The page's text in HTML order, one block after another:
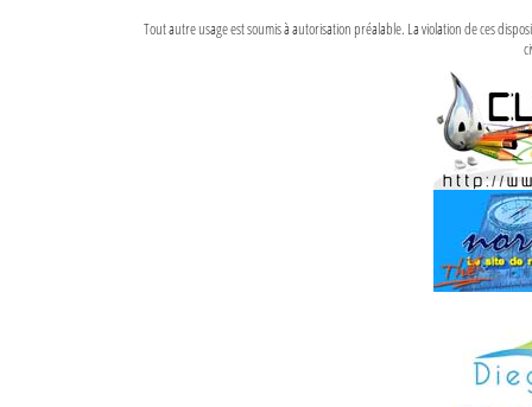
Tout autre usage est soumis à autorisation préalable. La violation de ces